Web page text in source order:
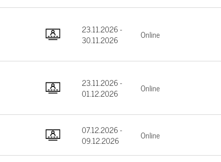
23.11.2026 -
30.11.2026
Online
23.11.2026 -
01.12.2026
Online
07.12.2026 -
09.12.2026
Online